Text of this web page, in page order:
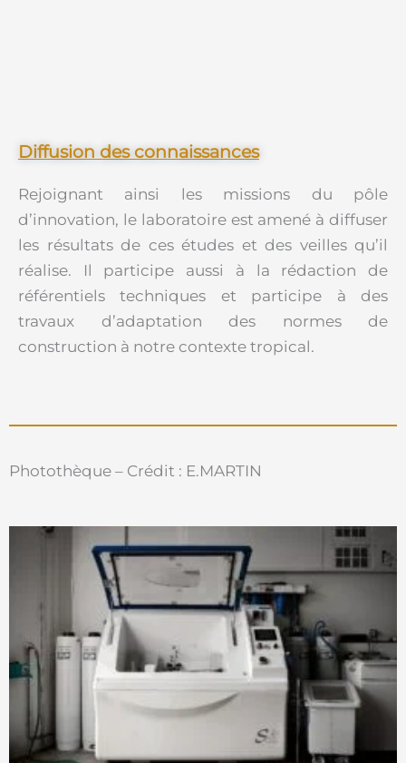
Diffusion des connaissances
Rejoignant ainsi les missions du pôle
d’innovation, le laboratoire est amené à diffuser
les résultats de ces études et des veilles qu’il
réalise. Il participe aussi à la rédaction de
référentiels techniques et participe à des
travaux d’adaptation des normes de
construction à notre contexte tropical.
Photothèque – Crédit : E.MARTIN